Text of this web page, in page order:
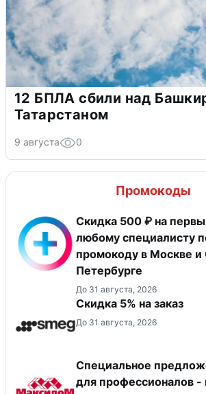
12 БПЛА сбили над
Татарстаном
9 августа 0
Промокоды
Скидка 500 ₽ на
любому специалисту
промокоду в Москве и
Петербурге
До 31 августа, 2026
Скидка 5% на заказ
До 31 августа, 2026
Специальное
для профессионалов -